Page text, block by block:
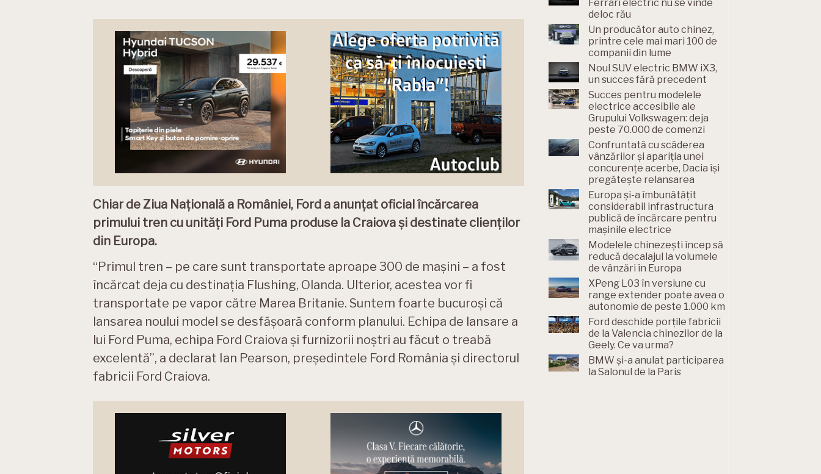
Chiar de Ziua Națională a României, Ford a anunțat oficial încărcarea
primului tren cu unități Ford Puma produse la Craiova și destinate clienților
din Europa.
“Primul tren – pe care sunt transportate aproape 300 de maşini – a fost
încărcat deja cu destinația Flushing, Olanda. Ulterior, acestea vor fi
transportate pe vapor către Marea Britanie. Suntem foarte bucuroși că
lansarea noului model se desfăşoară conform planului. Echipa de lansare a
lui Ford Puma, echipa Ford Craiova şi furnizorii noştri au făcut o treabă
excelentă”, a declarat Ian Pearson, președintele Ford România și directorul
fabricii Ford Craiova.
Ferrari electric nu se vinde
deloc rău
Un producător auto chinez,
printre cele mai mari 100 de
companii din lume
Noul SUV electric BMW iX3,
un succes fără precedent
Succes pentru modelele
electrice accesibile ale
Grupului Volkswagen: deja
peste 70.000 de comenzi
Confruntată cu scăderea
vânzărilor și apariția unei
concurențe acerbe, Dacia își
pregătește relansarea
Europa și-a îmbunătățit
considerabil infrastructura
publică de încărcare pentru
mașinile electrice
Modelele chinezești încep să
reducă decalajul la volumele
de vânzări în Europa
XPeng L03 în versiune cu
range extender poate avea o
autonomie de peste 1.000 km
Ford deschide porțile fabricii
de la Valencia chinezilor de la
Geely. Ce va urma?
BMW și-a anulat participarea
la Salonul de la Paris